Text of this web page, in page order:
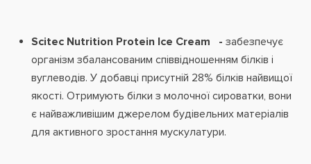
Scitec Nutrition Protein Ice Cream - забезпечує
організм збалансованим співвідношенням білків і
вуглеводів. У добавці присутній 28% білків найвищої
якості. Отримують білки з молочної сироватки, вони
є найважливішим джерелом будівельних матеріалів
для активного зростання мускулатури.